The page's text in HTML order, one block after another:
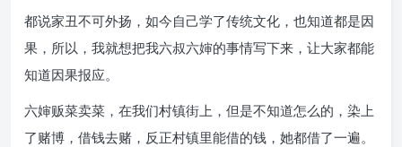
都说家丑不可外扬，如今自己学了传统文化，也知道都是因
果，所以，我就想把我六叔六婶的事情写下来，让大家都能
知道因果报应。
六婶贩菜卖菜，在我们村镇街上，但是不知道怎么的，染上
了赌博，借钱去赌，反正村镇里能借的钱，她都借了一遍。